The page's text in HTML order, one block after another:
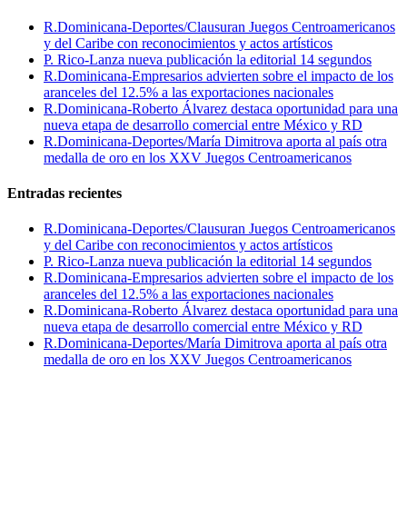
R.Dominicana-Deportes/Clausuran Juegos Centroamericanos
y del Caribe con reconocimientos y actos artísticos
P. Rico-Lanza nueva publicación la editorial 14 segundos
R.Dominicana-Empresarios advierten sobre el impacto de los
aranceles del 12.5% a las exportaciones nacionales
R.Dominicana-Roberto Álvarez destaca oportunidad para una
nueva etapa de desarrollo comercial entre México y RD
R.Dominicana-Deportes/María Dimitrova aporta al país otra
medalla de oro en los XXV Juegos Centroamericanos
Entradas recientes
R.Dominicana-Deportes/Clausuran Juegos Centroamericanos
y del Caribe con reconocimientos y actos artísticos
P. Rico-Lanza nueva publicación la editorial 14 segundos
R.Dominicana-Empresarios advierten sobre el impacto de los
aranceles del 12.5% a las exportaciones nacionales
R.Dominicana-Roberto Álvarez destaca oportunidad para una
nueva etapa de desarrollo comercial entre México y RD
R.Dominicana-Deportes/María Dimitrova aporta al país otra
medalla de oro en los XXV Juegos Centroamericanos